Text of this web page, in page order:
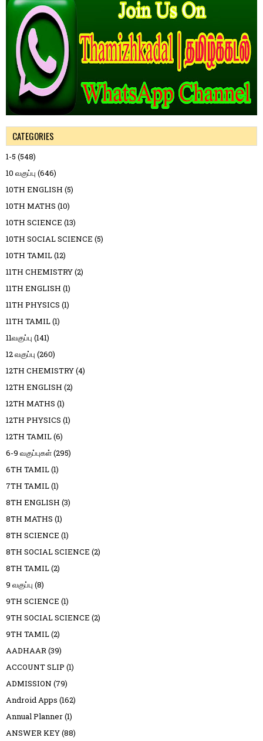
CATEGORIES
1-5 (548)
10 வகுப்பு (646)
10TH ENGLISH (5)
10TH MATHS (10)
10TH SCIENCE (13)
10TH SOCIAL SCIENCE (5)
10TH TAMIL(12)
11TH CHEMISTRY(2)
11TH ENGLISH (1)
11TH PHYSICS (1)
11TH TAMIL(1)
11வகுப்பு (141)
12 வகுப்பு (260)
12TH CHEMISTRY(4)
12TH ENGLISH (2)
12TH MATHS (1)
12TH PHYSICS (1)
12TH TAMIL(6)
6-9 வகுப்புகள்(295)
6TH TAMIL(1)
7TH TAMIL(1)
8TH ENGLISH (3)
8TH MATHS (1)
8TH SCIENCE (1)
8TH SOCIAL SCIENCE (2)
8TH TAMIL(2)
9 வகுப்பு (8)
9TH SCIENCE (1)
9TH SOCIAL SCIENCE (2)
9TH TAMIL(2)
AADHAAR(39)
ACCOUNT SLIP (1)
ADMISSION (79)
Android Apps (162)
Annual Planner(1)
ANSWER KEY(88)